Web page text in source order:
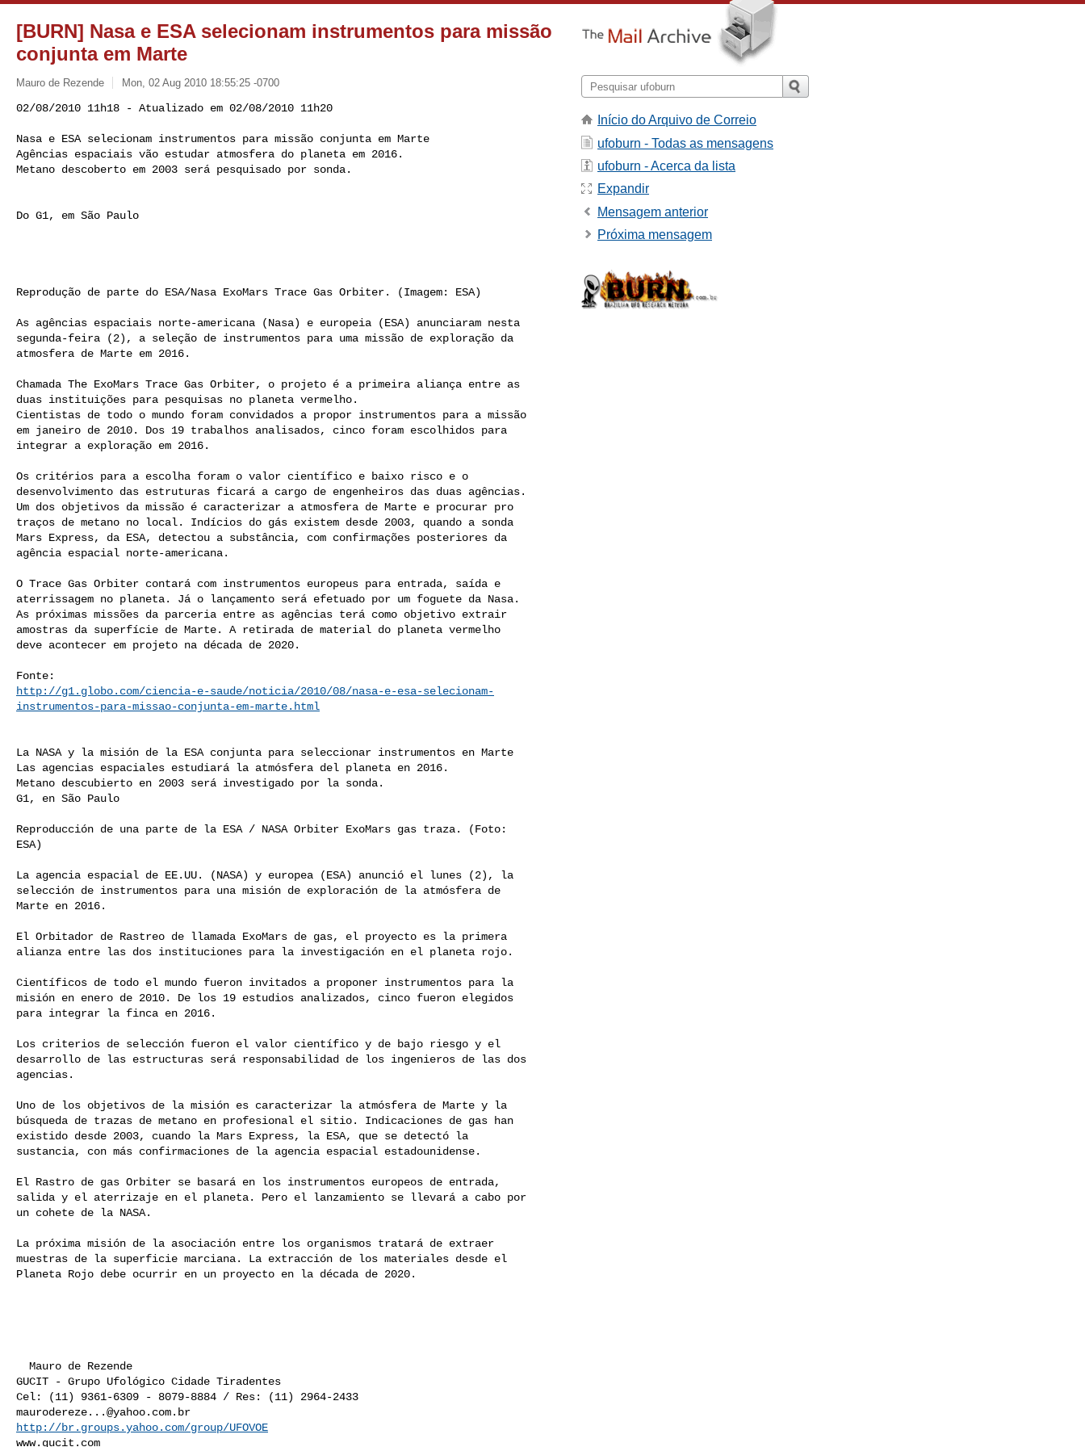
[BURN] Nasa e ESA selecionam instrumentos para missão
conjunta em Marte
Mauro de Rezende Mon, 02 Aug 2010 18:55:25 -0700
02/08/2010 11h18 - Atualizado em 02/08/2010 11h20
Nasa e ESA selecionam instrumentos para missão conjunta em Marte
Agências espaciais vão estudar atmosfera do planeta em 2016.
Metano descoberto em 2003 será pesquisado por sonda.
Do G1, em São Paulo
Reprodução de parte do ESA/Nasa ExoMars Trace Gas Orbiter. (Imagem: ESA)
As agências espaciais norte-americana (Nasa) e europeia (ESA) anunciaram nesta
segunda-feira (2), a seleção de instrumentos para uma missão de exploração da
atmosfera de Marte em 2016.
Chamada The ExoMars Trace Gas Orbiter, o projeto é a primeira aliança entre as
duas instituições para pesquisas no planeta vermelho.
Cientistas de todo o mundo foram convidados a propor instrumentos para a missão
em janeiro de 2010. Dos 19 trabalhos analisados, cinco foram escolhidos para
integrar a exploração em 2016.
Os critérios para a escolha foram o valor científico e baixo risco e o
desenvolvimento das estruturas ficará a cargo de engenheiros das duas agências.
Um dos objetivos da missão é caracterizar a atmosfera de Marte e procurar pro
traços de metano no local. Indícios do gás existem desde 2003, quando a sonda
Mars Express, da ESA, detectou a substância, com confirmações posteriores da
agência espacial norte-americana.
O Trace Gas Orbiter contará com instrumentos europeus para entrada, saída e
aterrissagem no planeta. Já o lançamento será efetuado por um foguete da Nasa.
As próximas missões da parceria entre as agências terá como objetivo extrair
amostras da superfície de Marte. A retirada de material do planeta vermelho
deve acontecer em projeto na década de 2020.
http://g1.globo.com/ciencia-e-saude/noticia/2010/08/nasa-e-esa-selecionam-
instrumentos-para-missao-conjunta-em-marte.html
La NASA y la misión de la ESA conjunta para seleccionar instrumentos en Marte
Las agencias espaciales estudiará la atmósfera del planeta en 2016.
Metano descubierto en 2003 será investigado por la sonda.
G1, en São Paulo
Reproducción de una parte de la ESA / NASA Orbiter ExoMars gas traza. (Foto:
ESA)
La agencia espacial de EE.UU. (NASA) y europea (ESA) anunció el lunes (2), la
selección de instrumentos para una misión de exploración de la atmósfera de
Marte en 2016.
El Orbitador de Rastreo de llamada ExoMars de gas, el proyecto es la primera
alianza entre las dos instituciones para la investigación en el planeta rojo.
Científicos de todo el mundo fueron invitados a proponer instrumentos para la
misión en enero de 2010. De los 19 estudios analizados, cinco fueron elegidos
para integrar la finca en 2016.
Los criterios de selección fueron el valor científico y de bajo riesgo y el
desarrollo de las estructuras será responsabilidad de los ingenieros de las dos
agencias.
Uno de los objetivos de la misión es caracterizar la atmósfera de Marte y la
búsqueda de trazas de metano en profesional el sitio. Indicaciones de gas han
existido desde 2003, cuando la Mars Express, la ESA, que se detectó la
sustancia, con más confirmaciones de la agencia espacial estadounidense.
El Rastro de gas Orbiter se basará en los instrumentos europeos de entrada,
salida y el aterrizaje en el planeta. Pero el lanzamiento se llevará a cabo por
un cohete de la NASA.
La próxima misión de la asociación entre los organismos tratará de extraer
muestras de la superficie marciana. La extracción de los materiales desde el
Planeta Rojo debe ocurrir en un proyecto en la década de 2020.
Mauro de Rezende
GUCIT - Grupo Ufológico Cidade Tiradentes
maurodereze...@yahoo.com.br
http://br.groups.yahoo.com/group/UFOVOE
www.gucit.com
Início do Arquivo de Correio
ufoburn - Todas as mensagens
ufoburn - Acerca da lista
Expandir
Mensagem anterior
Próxima mensagem